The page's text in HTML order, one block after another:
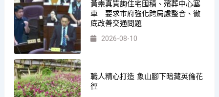
黃崇真質詢住宅囤積、殯葬中心塞
車 要求市府強化跨局處整合、徹
底改善交通問題
2026-08-10
職人精心打造 象山腳下暗藏英倫花
徑